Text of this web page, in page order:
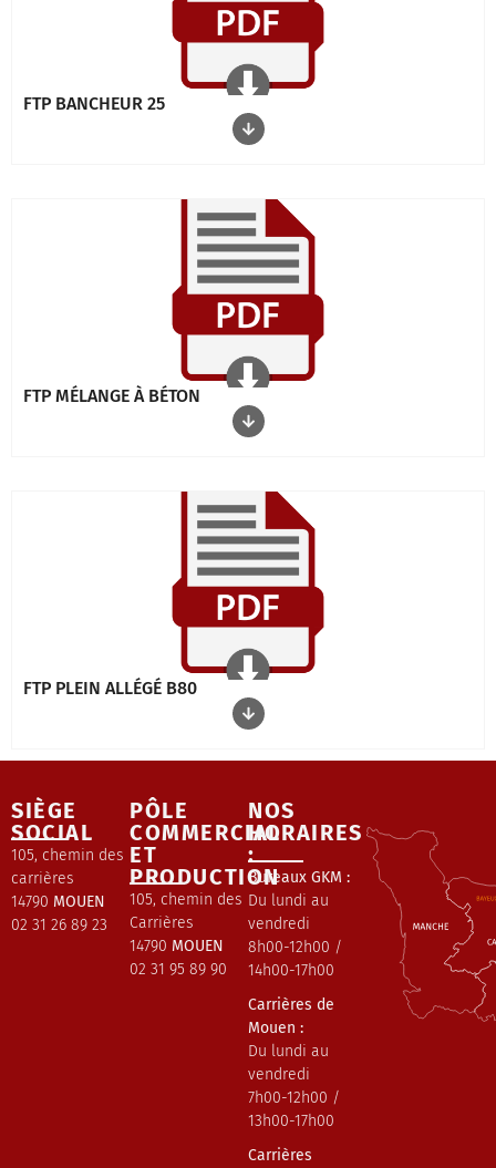
FTP BANCHEUR 25
FTP MÉLANGE À BÉTON
FTP PLEIN ALLÉGÉ B80
SIÈGE
SOCIAL
105, chemin des
carrières
14790 MOUEN
02 31 26 89 23
PÔLE
COMMERCIAL
ET
PRODUCTION
105, chemin des
Carrières
14790 MOUEN
02 31 95 89 90
NOS
HORAIRES
:
Bureaux GKM :
Du lundi au
vendredi
8h00-12h00 /
14h00-17h00
Carrières de
Mouen :
Du lundi au
vendredi
7h00-12h00 /
13h00-17h00
Carrières